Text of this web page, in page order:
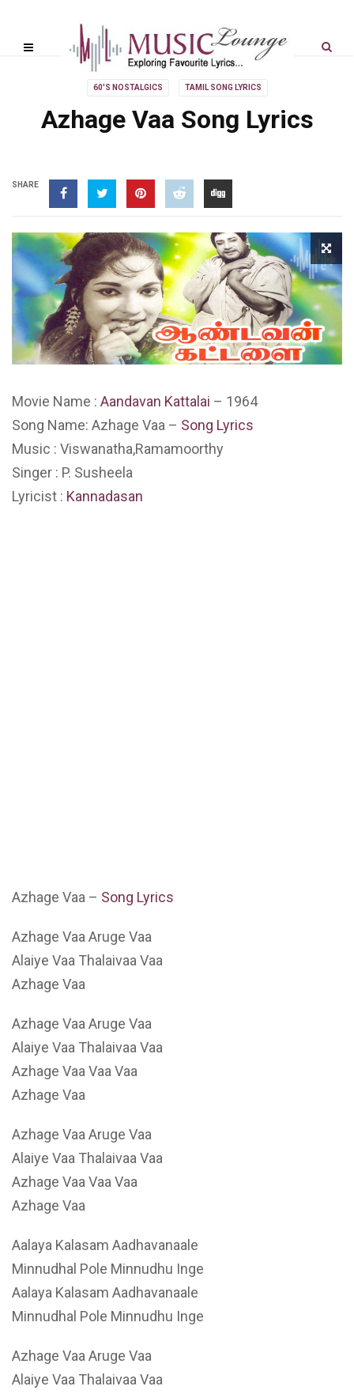
60'S NOSTALGICS TAMIL SONG LYRICS
Azhage Vaa Song Lyrics
SHARE
Movie Name : Aandavan Kattalai – 1964
Song Name: Azhage Vaa – Song Lyrics
Music : Viswanatha,Ramamoorthy
Singer : P. Susheela
Lyricist : Kannadasan
Azhage Vaa – Song Lyrics
Azhage Vaa Aruge Vaa
Alaiye Vaa Thalaivaa Vaa
Azhage Vaa
Azhage Vaa Aruge Vaa
Alaiye Vaa Thalaivaa Vaa
Azhage Vaa Vaa Vaa
Azhage Vaa
Azhage Vaa Aruge Vaa
Alaiye Vaa Thalaivaa Vaa
Azhage Vaa Vaa Vaa
Azhage Vaa
Aalaya Kalasam Aadhavanaale
Minnudhal Pole Minnudhu Inge
Aalaya Kalasam Aadhavanaale
Minnudhal Pole Minnudhu Inge
Azhage Vaa Aruge Vaa
Alaiye Vaa Thalaivaa Vaa